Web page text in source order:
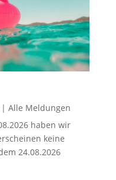
Alle Meldungen
haben wir
keine
24.08.2026